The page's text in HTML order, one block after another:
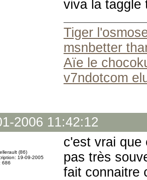
viva la taggle
Tiger
msnbetter
Aïe le
v7ndotcom
2006 11:42:12
(86)
19-09-2005
686
c'est vrai que
pas très
fait connaitre